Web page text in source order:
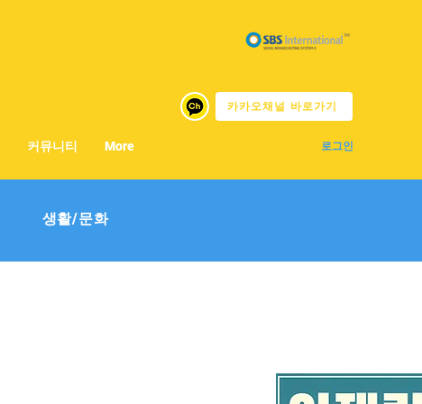
카카오채널 바로가기
로그인
커뮤니티 More
생활/문화